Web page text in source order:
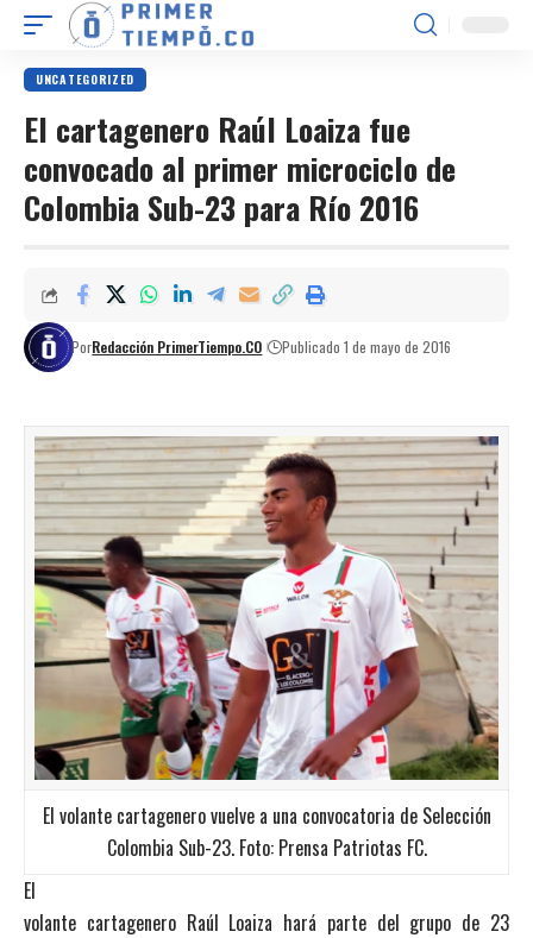
UNCATEGORIZED
El cartagenero Raúl Loaiza fue
convocado al primer microciclo de
Colombia Sub-23 para Río 2016
PorRedacción PrimerTiempo.CO Publicado 1 de mayo de 2016
El volante cartagenero vuelve a una convocatoria de Selección
Colombia Sub-23. Foto: Prensa Patriotas FC.
El
volante cartagenero Raúl Loaiza hará parte del grupo de 23